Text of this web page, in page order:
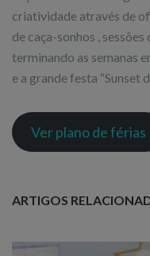
criatividade através de
de caça-sonhos ,
terminando as semanas
e a grande festa “Sunset
Ver plano de férias
ARTIGOS